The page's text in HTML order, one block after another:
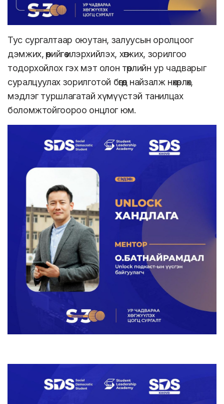
Тус сургалтаар оюутан, залуусын оролцоог
дэмжих, өөрийгөө илэрхийлэх, хөгжих, зорилгоо
тодорхойлох гэх мэт олон төрлийн ур чадварыг
суралцуулах зорилготой бөгөөд найзалж нөхөрлөх,
мэдлэг туршлагатай хүмүүстэй танилцах
боломжтойгоороо онцлог юм.